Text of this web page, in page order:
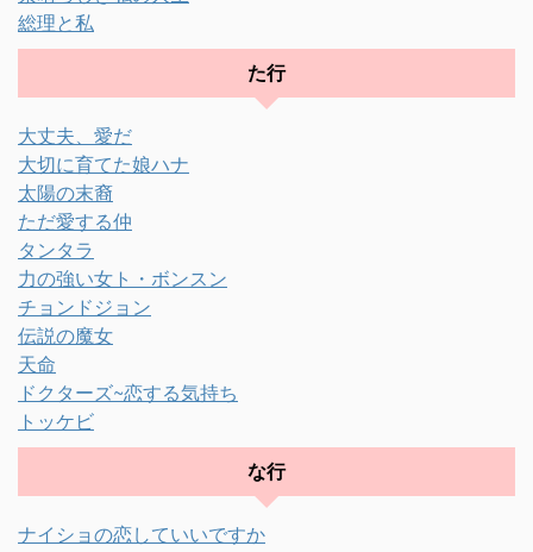
総理と私
た行
大丈夫、愛だ
大切に育てた娘ハナ
太陽の末裔
ただ愛する仲
タンタラ
力の強い女ト・ボンスン
チョンドジョン
伝説の魔女
天命
ドクターズ~恋する気持ち
トッケビ
な行
ナイショの恋していいですか